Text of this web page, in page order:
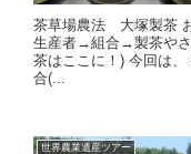
茶草場農法 大塚製茶
生産者→組合→製茶や
茶はここに！) 今回は
合(...
世界農業遺産ツアー